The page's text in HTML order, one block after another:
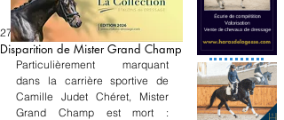
Disparition de Mister Grand Champ
27 févr. 2025
Particulièrement marquant
dans la carrière sportive de
Camille Judet Chéret, Mister
Grand Champ est mort :